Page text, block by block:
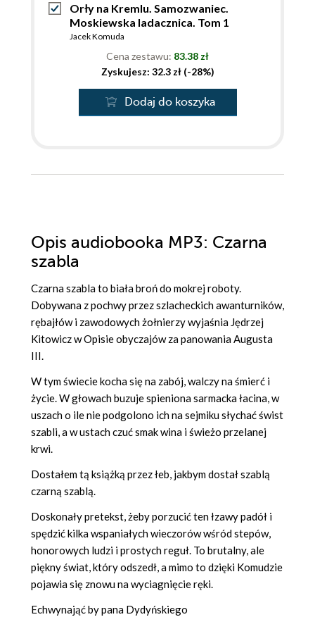
Orły na Kremlu. Samozwaniec.
Moskiewska ladacznica. Tom 1
Jacek Komuda
Cena zestawu: 83.38 zł
Zyskujesz: 32.3 zł (-28%)
Dodaj do koszyka
Opis audiobooka MP3: Czarna
szabla
Czarna szabla to biała broń do mokrej roboty.
Dobywana z pochwy przez szlacheckich awanturników,
rębajłów i zawodowych żołnierzy wyjaśnia Jędrzej
Kitowicz w Opisie obyczajów za panowania Augusta
III.
W tym świecie kocha się na zabój, walczy na śmierć i
życie. W głowach buzuje spieniona sarmacka łacina, w
uszach o ile nie podgolono ich na sejmiku słychać świst
szabli, a w ustach czuć smak wina i świeżo przelanej
krwi.
Dostałem tą książką przez łeb, jakbym dostał szablą
czarną szablą.
Doskonały pretekst, żeby porzucić ten łzawy padół i
spędzić kilka wspaniałych wieczorów wśród stepów,
honorowych ludzi i prostych reguł. To brutalny, ale
piękny świat, który odszedł, a mimo to dzięki Komudzie
pojawia się znowu na wyciagnięcie ręki.
Echwynająć by pana Dydyńskiego